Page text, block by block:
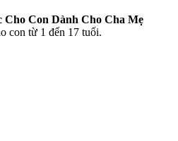
Cho Con Dành Cho Cha Mẹ
con từ 1 đến 17 tuổi.